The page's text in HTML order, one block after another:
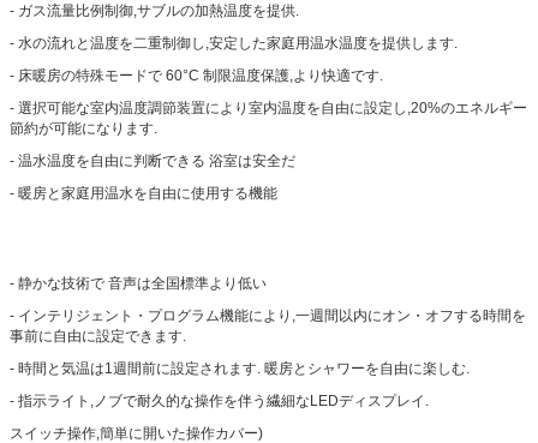
- ガス流量比例制御,サブルの加熱温度を提供.
- 水の流れと温度を二重制御し,安定した家庭用温水温度を提供します.
- 床暖房の特殊モードで 60°C 制限温度保護,より快適です.
- 選択可能な室内温度調節装置により室内温度を自由に設定し,20%のエネルギー
節約が可能になります.
- 温水温度を自由に判断できる 浴室は安全だ
- 暖房と家庭用温水を自由に使用する機能
- 静かな技術で 音声は全国標準より低い
- インテリジェント・プログラム機能により,一週間以内にオン・オフする時間を
事前に自由に設定できます.
- 時間と気温は1週間前に設定されます. 暖房とシャワーを自由に楽しむ.
- 指示ライト,ノブで耐久的な操作を伴う繊細なLEDディスプレイ.
スイッチ操作,簡単に開いた操作カバー)